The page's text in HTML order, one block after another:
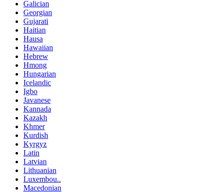
Galician
Georgian
Gujarati
Haitian
Hausa
Hawaiian
Hebrew
Hmong
Hungarian
Icelandic
Igbo
Javanese
Kannada
Kazakh
Khmer
Kurdish
Kyrgyz
Latin
Latvian
Lithuanian
Luxembou..
Macedonian